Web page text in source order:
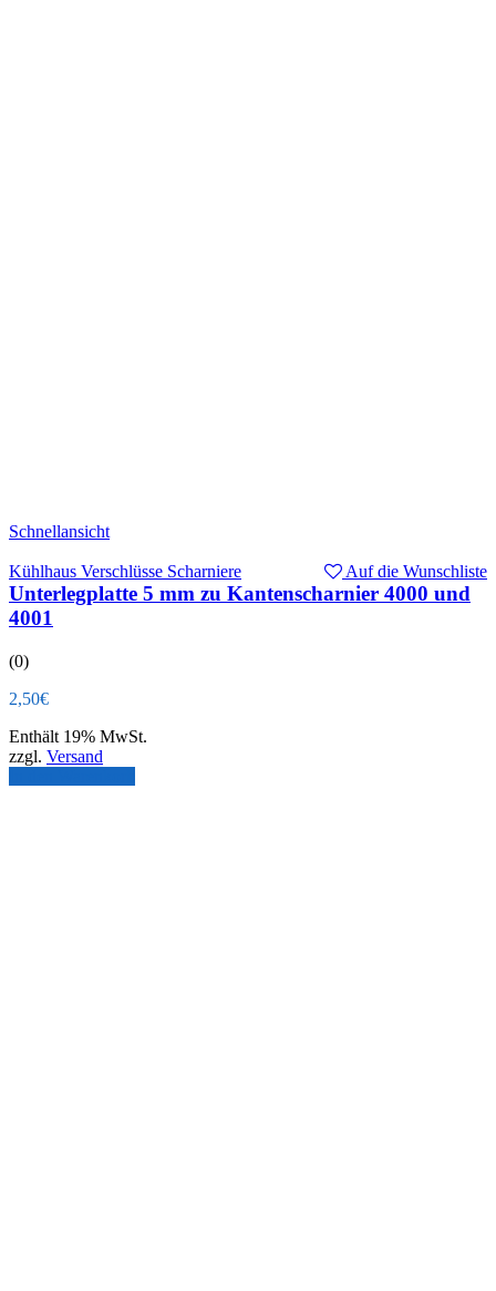
Schnellansicht
Kühlhaus Verschlüsse Scharniere Auf die Wunschliste
Unterlegplatte 5 mm zu Kantenscharnier 4000 und
4001
(0)
2,50€
Enthält 19% MwSt.
zzgl. Versand